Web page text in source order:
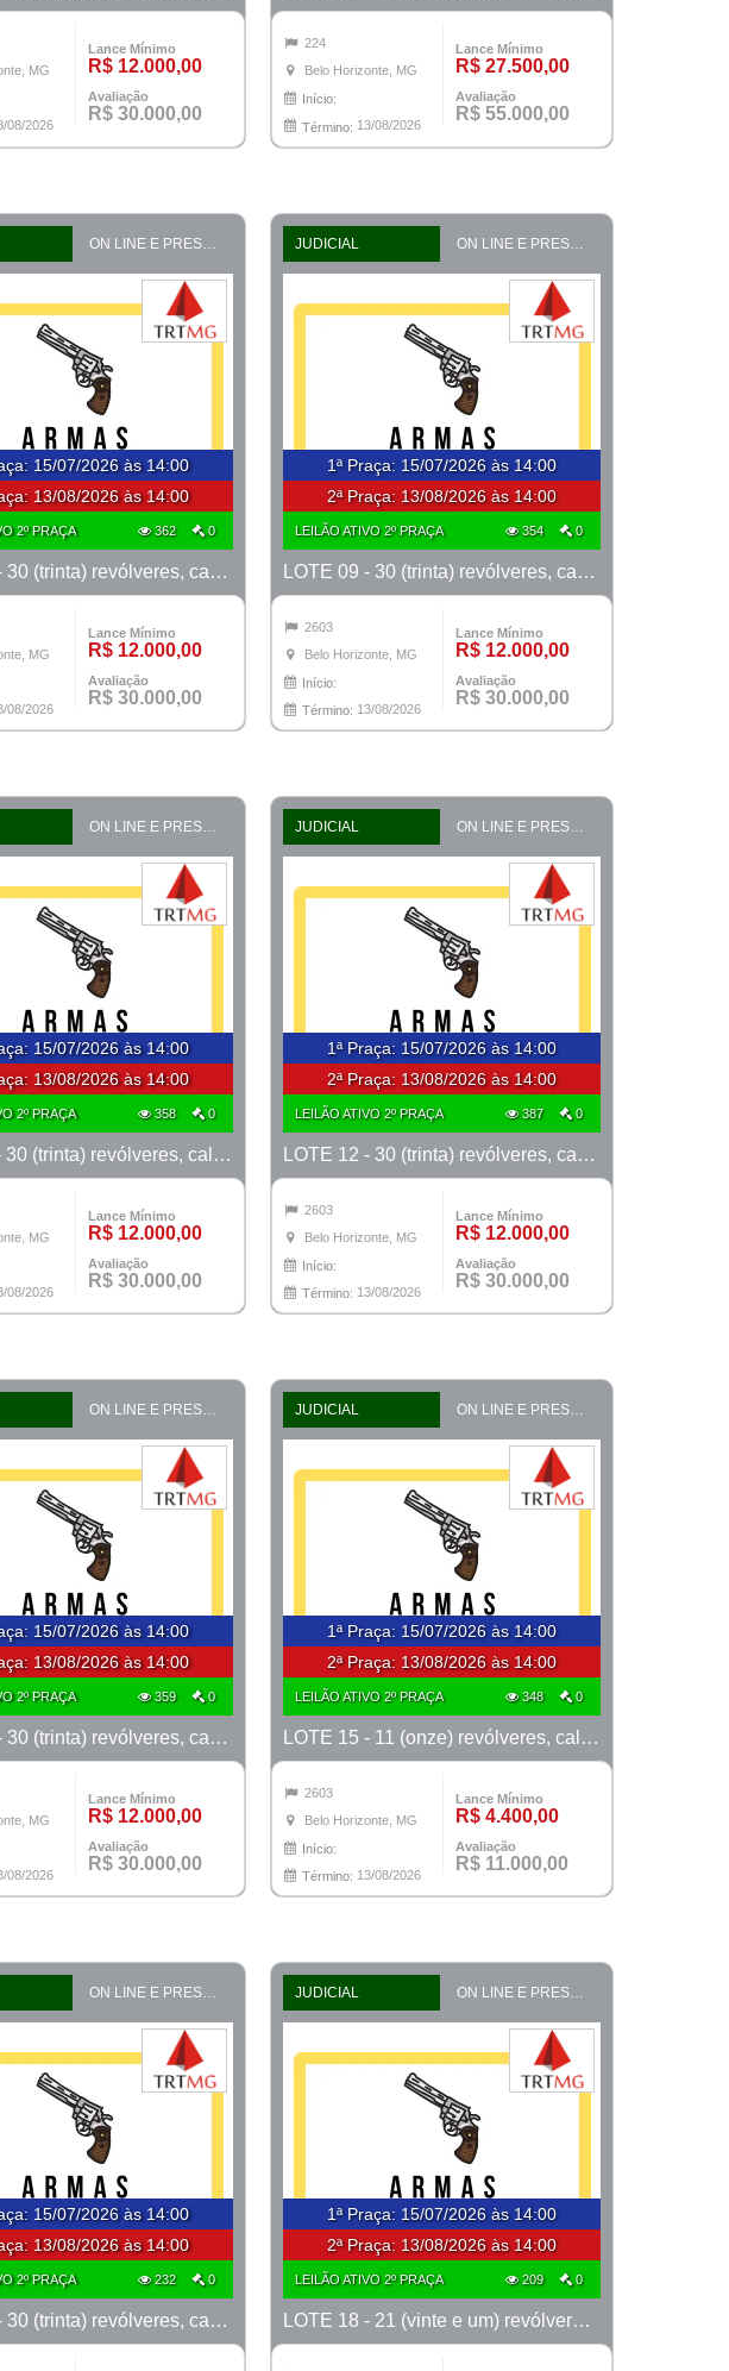
MG
08/2026
Lance Mínimo
R$ 12.000,00
Avaliação
R$ 30.000,00
224
Belo Horizonte, MG
Início:
Término: 13/08/2026
Lance Mínimo
R$ 27.500,00
Avaliação
R$ 55.000,00
ON LINE E PRESENCIAL
: 15/07/2026 às 14:00
13/08/2026 às 14:00
2º PRAÇA 362 0
LOTE 08 - 30 (trinta) revólveres, calibre 38, marcas Taurus e Rossi
MG
08/2026
Lance Mínimo
R$ 12.000,00
Avaliação
R$ 30.000,00
JUDICIAL ON LINE E PRESENCIAL
1ª Praça: 15/07/2026 às 14:00
2ª Praça: 13/08/2026 às 14:00
LEILÃO ATIVO 2º PRAÇA 354 0
LOTE 09 - 30 (trinta) revólveres, calibre 38, marcas Taurus e Rossi
2603
Belo Horizonte, MG
Início:
Término: 13/08/2026
Lance Mínimo
R$ 12.000,00
Avaliação
R$ 30.000,00
ON LINE E PRESENCIAL
: 15/07/2026 às 14:00
13/08/2026 às 14:00
2º PRAÇA 358 0
LOTE 11 - 30 (trinta) revólveres, calibre 38, marcas Taurus e Rossi
MG
08/2026
Lance Mínimo
R$ 12.000,00
Avaliação
R$ 30.000,00
JUDICIAL ON LINE E PRESENCIAL
1ª Praça: 15/07/2026 às 14:00
2ª Praça: 13/08/2026 às 14:00
LEILÃO ATIVO 2º PRAÇA 387 0
LOTE 12 - 30 (trinta) revólveres, calibre 38, marcas Taurus e Rossi
2603
Belo Horizonte, MG
Início:
Término: 13/08/2026
Lance Mínimo
R$ 12.000,00
Avaliação
R$ 30.000,00
ON LINE E PRESENCIAL
: 15/07/2026 às 14:00
13/08/2026 às 14:00
2º PRAÇA 359 0
LOTE 14 - 30 (trinta) revólveres, calibre 38, marcas Taurus e Rossi
MG
08/2026
Lance Mínimo
R$ 12.000,00
Avaliação
R$ 30.000,00
JUDICIAL ON LINE E PRESENCIAL
1ª Praça: 15/07/2026 às 14:00
2ª Praça: 13/08/2026 às 14:00
LEILÃO ATIVO 2º PRAÇA 348 0
LOTE 15 - 11 (onze) revólveres, calibre 38, marca Taurus
2603
Belo Horizonte, MG
Início:
Término: 13/08/2026
Lance Mínimo
R$ 4.400,00
Avaliação
R$ 11.000,00
ON LINE E PRESENCIAL
: 15/07/2026 às 14:00
13/08/2026 às 14:00
2º PRAÇA 232 0
LOTE 17 - 30 (trinta) revólveres, calibre 38, marcas Taurus e Rossi
JUDICIAL ON LINE E PRESENCIAL
1ª Praça: 15/07/2026 às 14:00
2ª Praça: 13/08/2026 às 14:00
LEILÃO ATIVO 2º PRAÇA 209 0
LOTE 18 - 21 (vinte e um) revólveres, calibre 38, marca Taurus